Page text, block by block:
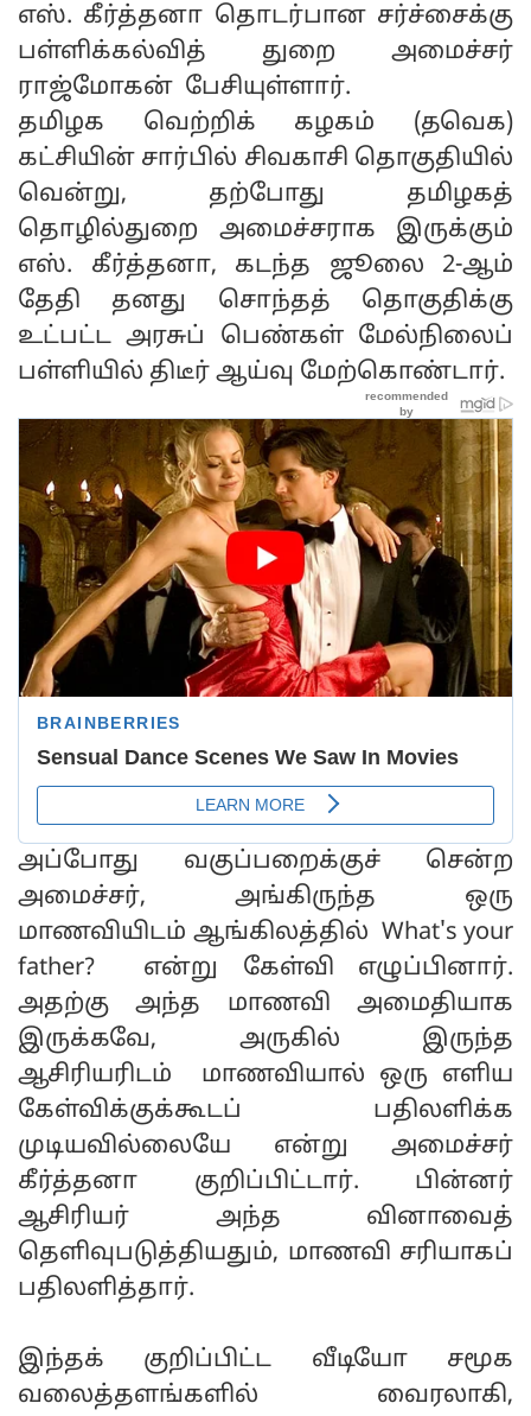
எஸ். கீர்த்தனா தொடர்பான சர்ச்சைக்கு
பள்ளிக்கல்வித் துறை அமைச்சர்
ராஜ்மோகன் பேசியுள்ளார்.
தமிழக வெற்றிக் கழகம் (தவெக)
கட்சியின் சார்பில் சிவகாசி தொகுதியில்
வென்று, தற்போது தமிழகத்
தொழில்துறை அமைச்சராக இருக்கும்
எஸ். கீர்த்தனா, கடந்த ஜூலை 2-ஆம்
தேதி தனது சொந்தத் தொகுதிக்கு
உட்பட்ட அரசுப் பெண்கள் மேல்நிலைப்
பள்ளியில் திடீர் ஆய்வு மேற்கொண்டார்.
அப்போது வகுப்பறைக்குச் சென்ற
அமைச்சர், அங்கிருந்த ஒரு
மாணவியிடம் ஆங்கிலத்தில் What's your
father? என்று கேள்வி எழுப்பினார்.
அதற்கு அந்த மாணவி அமைதியாக
இருக்கவே, அருகில் இருந்த
ஆசிரியரிடம் மாணவியால் ஒரு எளிய
கேள்விக்குக்கூடப் பதிலளிக்க
முடியவில்லையே என்று அமைச்சர்
கீர்த்தனா குறிப்பிட்டார். பின்னர்
ஆசிரியர் அந்த வினாவைத்
தெளிவுபடுத்தியதும், மாணவி சரியாகப்
பதிலளித்தார்.
இந்தக் குறிப்பிட்ட வீடியோ சமூக
வலைத்தளங்களில் வைரலாகி,